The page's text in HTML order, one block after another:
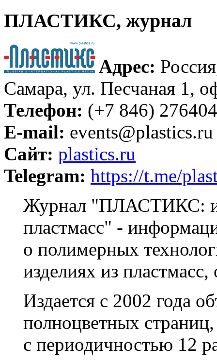
ПЛАСТИКС, журнал
Адрес:
Самара, ул. Песчаная 1,
Телефон: (+7 846)
E-mail: events@plastics.ru
Сайт: plastics.ru
Telegram: https://t.me/
Журнал "ПЛАСТИКС:
пластмасс" -
о полимерных
изделиях из
Издается с 2002 года
полноцветных
с периодичностью 12